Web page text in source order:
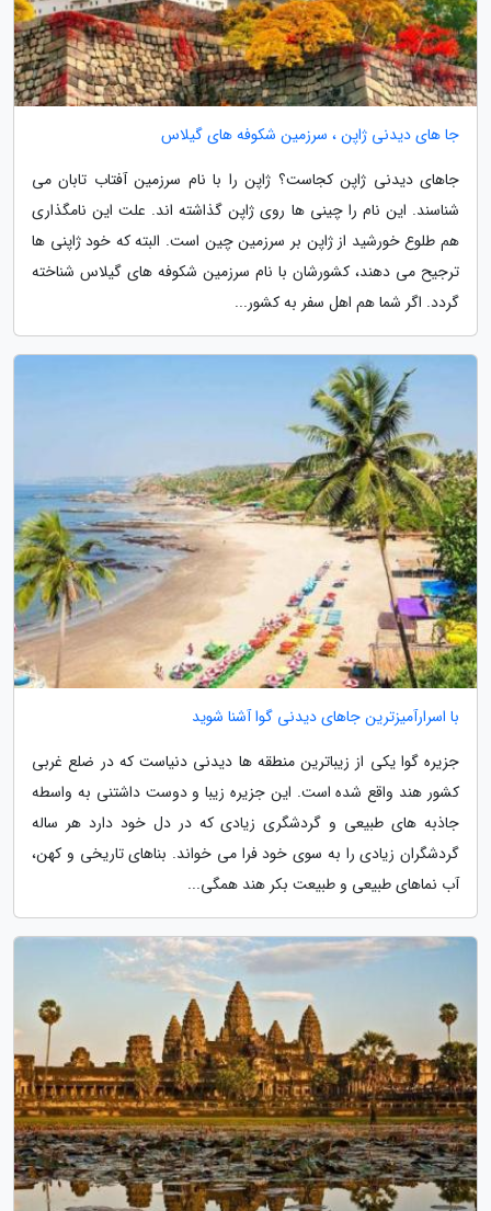
جا های دیدنی ژاپن ، سرزمین شکوفه های گیلاس
جاهای دیدنی ژاپن کجاست؟ ژاپن را با نام سرزمین آفتاب تابان می
شناسند. این نام را چینی ها روی ژاپن گذاشته اند. علت این نامگذاری
هم طلوع خورشید از ژاپن بر سرزمین چین است. البته که خود ژاپنی ها
ترجیح می دهند، کشورشان با نام سرزمین شکوفه های گیلاس شناخته
گردد. اگر شما هم اهل سفر به کشور...
با اسرارآمیزترین جاهای دیدنی گوا آشنا شوید
جزیره گوا یکی از زیباترین منطقه ها دیدنی دنیاست که در ضلع غربی
کشور هند واقع شده است. این جزیره زیبا و دوست داشتنی به واسطه
جاذبه های طبیعی و گردشگری زیادی که در دل خود دارد هر ساله
گردشگران زیادی را به سوی خود فرا می خواند. بناهای تاریخی و کهن،
آب نماهای طبیعی و طبیعت بکر هند همگی...